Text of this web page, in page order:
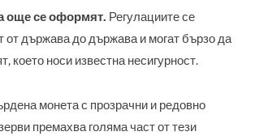
още се оформят. Регулациите се
от държава до държава и могат бързо да
което носи известна несигурност.
монета с прозрачни и редовно
премахва голяма част от тези